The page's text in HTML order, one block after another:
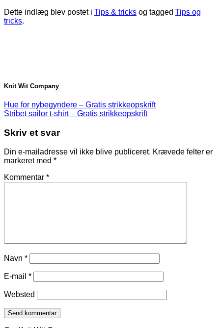
Dette indlæg blev postet i Tips & tricks og tagged Tips og
tricks.
Knit Wit Company
Hue for nybegyndere – Gratis strikkeopskrift
Stribet sailor t-shirt – Gratis strikkeopskrift
Skriv et svar
Din e-mailadresse vil ikke blive publiceret. Krævede felter er
markeret med *
Kommentar *
Navn *
E-mail *
Websted